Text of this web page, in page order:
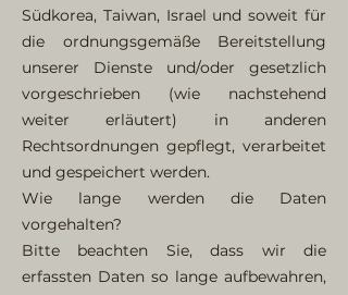
Südkorea, Taiwan, Israel und soweit für
die ordnungsgemäße Bereitstellung
unserer Dienste und/oder gesetzlich
vorgeschrieben (wie nachstehend
weiter erläutert) in anderen
Rechtsordnungen gepflegt, verarbeitet
und gespeichert werden.
Wie lange werden die Daten
vorgehalten?
Bitte beachten Sie, dass wir die
erfassten Daten so lange aufbewahren,